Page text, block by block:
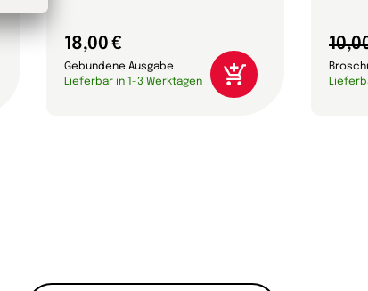
18,00 €
Gebundene Ausgabe
Lieferbar in 1-3 Werktagen